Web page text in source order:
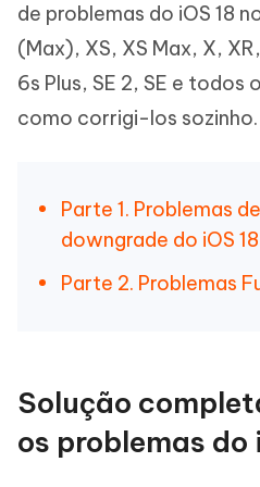
de problemas do iOS 18
(Max), XS, XS Max, X,
6s Plus, SE 2, SE e todos
como corrigi-los sozinho.
Parte 1. Problemas
downgrade do iOS 18
Parte 2. Problemas
Solução
os problemas do